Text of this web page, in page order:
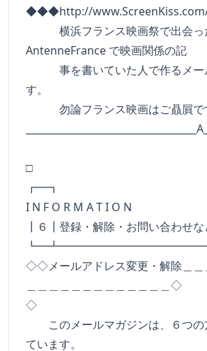
◆◆◆http://
横浜フランス映画祭で出会っ
AntenneFrance で映画関係の記
事を書いていた人で作るメー
す。
勿論フランス映画はご贔屓で
□
I N F O R M A T I O N
┃６┃登録・解除・お問い合わせな
◇◇メールアドレス変更・解除＿＿
＿＿＿＿＿＿＿＿＿＿＿＿＿◇
◇
このメールマガジンは、６つの
ています。